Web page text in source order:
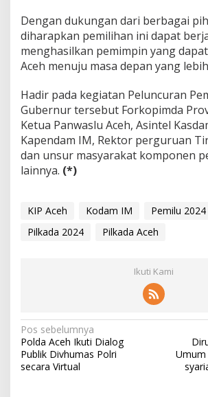
Dengan dukungan dari berbagai
diharapkan pemilihan ini dapat
menghasilkan pemimpin yang
Aceh menuju masa depan yang
Hadir pada kegiatan Peluncuran
Gubernur tersebut Forkopimda
Ketua Panwaslu Aceh, Asintel
Kapendam IM, Rektor perguruan
dan unsur masyarakat komponen
lainnya. (*)
KIP Aceh Kodam IM
Pemilu 2024
Pilkada 2024
Pilkada Aceh
Ikuti Kami
N
a
v
Pos sebelumnya
Polda Aceh Ikuti Dialog
Publik Divhumas Polri
secara Virtual
Umum